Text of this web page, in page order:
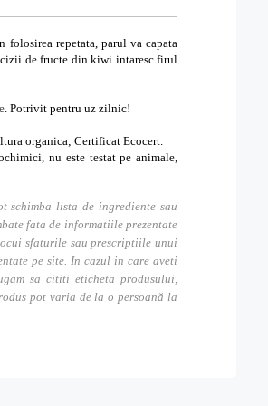
repetata, parul va capata
de fructe din kiwi intaresc firul
. Potrivit pentru uz zilnic!
organica; Certificat Ecocert.
nu este testat pe animale,
lista de ingrediente sau
fata de informatiile prezentate
sfaturile sau prescriptiile unui
pe site. In cazul in care aveti
sa cititi eticheta produsului,
pot varia de la o persoană la